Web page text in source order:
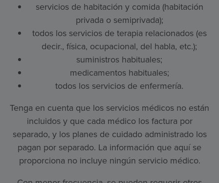
servicios de habitación y comida (habitación
privada o semiprivada);
todos los servicios de terapia relacionados (es
decir., física, ocupacional, del habla, etc.);
suministros habituales;
medicamentos habituales;
todos los servicios de enfermería.
Tenga en cuenta que los servicios médicos no están
incluidos y que cada médico los factura por
separado, y los planes de cuidado administrado los
pagan por separado. La información que aquí se
proporciona no incluye ningún servicio médico.